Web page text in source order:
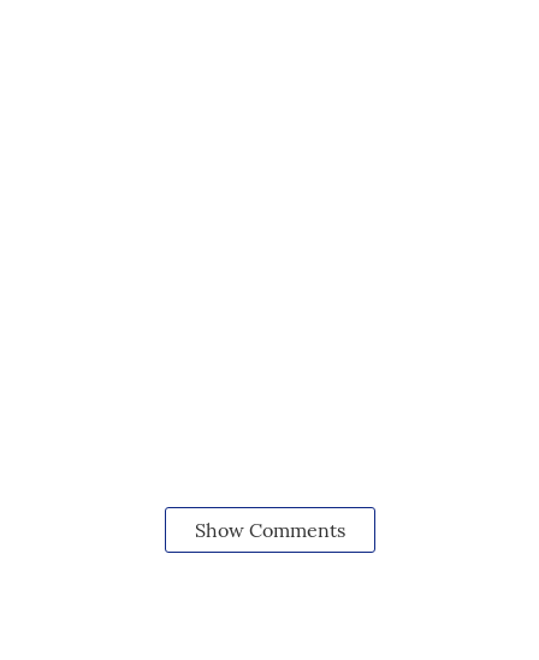
Show Comments